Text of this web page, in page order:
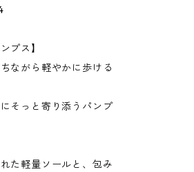
プス】
ながら軽やかに歩ける
そっと寄り添うパンプ
た軽量ソールと、包み